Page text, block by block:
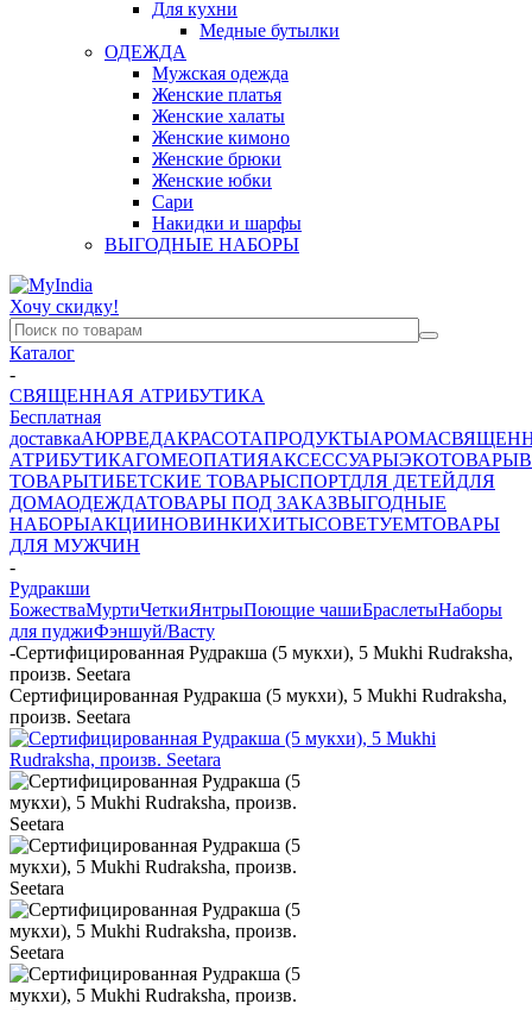
Для кухни
Медные бутылки
ОДЕЖДА
Мужская одежда
Женские платья
Женские халаты
Женские кимоно
Женские брюки
Женские юбки
Сари
Накидки и шарфы
ВЫГОДНЫЕ НАБОРЫ
Хочу скидку!
Каталог
-
СВЯЩЕННАЯ АТРИБУТИКА
Бесплатная
доставкаАЮРВЕДАКРАСОТАПРОДУКТЫАРОМА
АТРИБУТИКАГОМЕОПАТИЯАКСЕССУАРЫЭКОТОВАРЫ
ТОВАРЫТИБЕТСКИЕ ТОВАРЫСПОРТДЛЯ ДЕТЕЙДЛЯ
ДОМАОДЕЖДАТОВАРЫ ПОД ЗАКАЗВЫГОДНЫЕ
НАБОРЫАКЦИИНОВИНКИХИТЫСОВЕТУЕМТОВАРЫ
ДЛЯ МУЖЧИН
-
Рудракши
БожестваМуртиЧеткиЯнтрыПоющие чашиБраслетыНаборы
для пуджиФэншуй/Васту
-Сертифицированная Рудракша (5 мукхи), 5 Mukhi Rudraksha,
произв. Seetara
Сертифицированная Рудракша (5 мукхи), 5 Mukhi Rudraksha,
произв. Seetara